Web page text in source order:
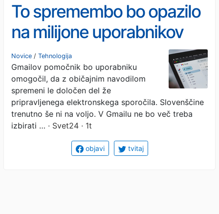
To spremembo bo opazilo
na milijone uporabnikov
elektronske pošte
Novice / Tehnologija
Gmailov pomočnik bo uporabniku
omogočil, da z običajnim navodilom
spremeni le določen del že
pripravljenega elektronskega sporočila. Slovenščine
trenutno še ni na voljo. V Gmailu ne bo več treba
izbirati … · Svet24 · 1t
objavi tvitaj